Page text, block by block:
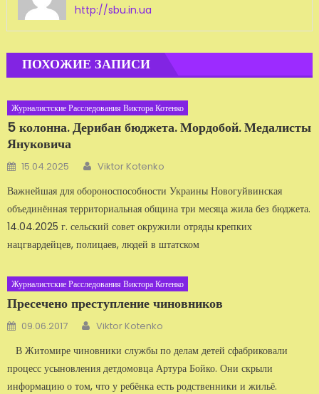
http://sbu.in.ua
ПОХОЖИЕ ЗАПИСИ
Журналистские Расследования Виктора Котенко
5 колонна. Дерибан бюджета. Мордобой. Медалисты
Януковича
Добавлено
15.04.2025 Автор
Viktor Kotenko
Важнейшая для обороноспособности Украины Новогуйвинская
объединённая территориальная община три месяца жила без бюджета.
14.04.2025 г. сельский совет окружили отряды крепких
нацгвардейцев, полицаев, людей в штатском
Журналистские Расследования Виктора Котенко
Пресечено преступление чиновников
Добавлено
09.06.2017 Автор
Viktor Kotenko
В Житомире чиновники службы по делам детей сфабриковали
процесс усыновления детдомовца Артура Бойко. Они скрыли
информацию о том, что у ребёнка есть родственники и жильё.